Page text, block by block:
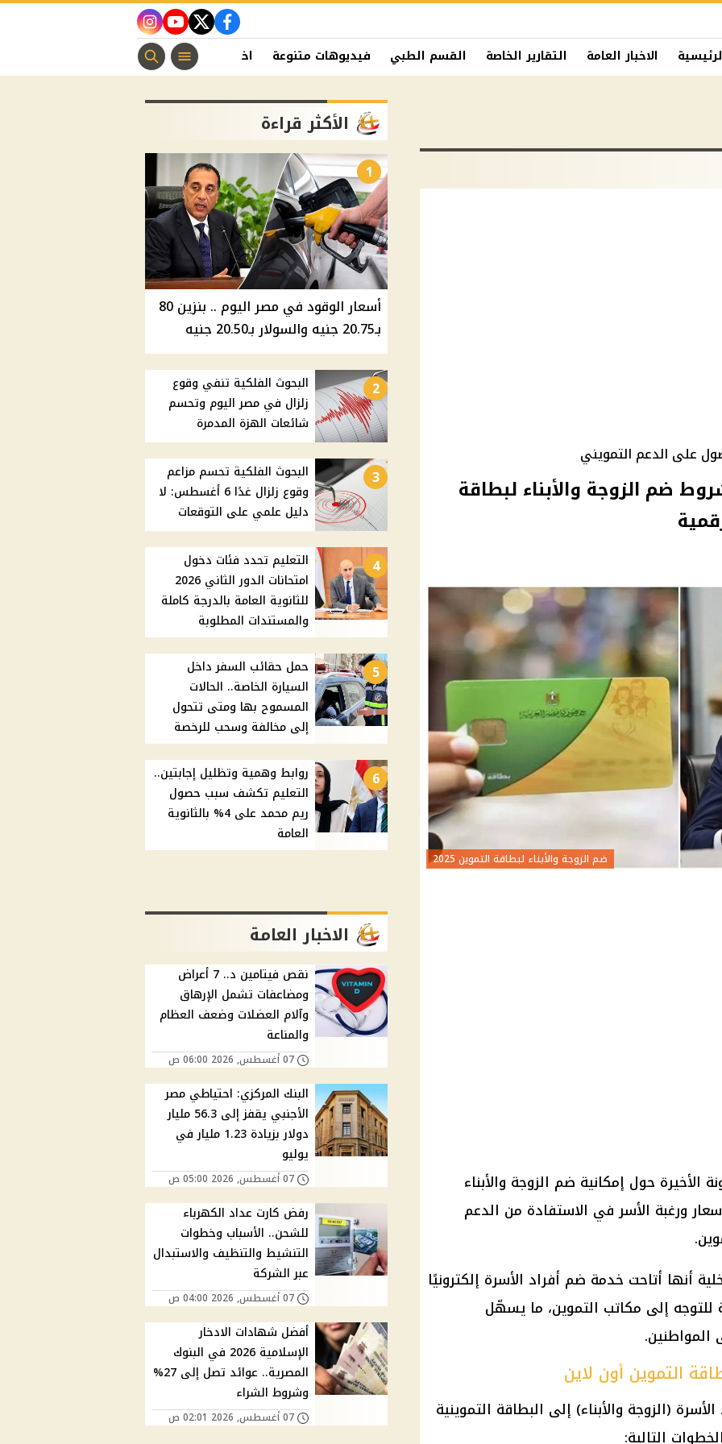
facebook
twitter
youtube
instagram
الاخبار العامة التقارير الخاصة القسم الطبي فيديوهات متنوعة اخبار الفن منوعات مسيحية
على الدعم التمويني
ضم الزوجة والأبناء لبطاقة
ضم الزوجة والأبناء لبطاقة التموين 2025
الأخيرة حول إمكانية ضم الزوجة والأبناء
ورغبة الأسر في الاستفادة من الدعم
.
أنها أتاحت خدمة ضم أفراد الأسرة إلكترونيًا
للتوجه إلى مكاتب التموين، ما يسهّل
المواطنين.
التموين أون لاين
(الزوجة والأبناء) إلى البطاقة التموينية
التالية:
الأكثر قراءة
1
أسعار الوقود في مصر اليوم .. بنزين 80
بـ20.75 جنيه والسولار بـ20.50 جنيه
2
البحوث الفلكية تنفي وقوع
زلزال في مصر اليوم وتحسم
شائعات الهزة المدمرة
3
البحوث الفلكية تحسم مزاعم
وقوع زلزال غدًا 6 أغسطس: لا
دليل علمي على التوقعات
4
التعليم تحدد فئات دخول
امتحانات الدور الثاني 2026
للثانوية العامة بالدرجة كاملة
والمستندات المطلوبة
5
حمل حقائب السفر داخل
السيارة الخاصة.. الحالات
المسموح بها ومتى تتحول
إلى مخالفة وسحب للرخصة
6
روابط وهمية وتظليل إجابتين..
التعليم تكشف سبب حصول
ريم محمد على 4% بالثانوية
العامة
الاخبار العامة
نقص فيتامين د.. 7 أعراض
ومضاعفات تشمل الإرهاق
وآلام العضلات وضعف العظام
والمناعة
07 أغسطس, 2026 06:00 ص
البنك المركزي: احتياطي مصر
الأجنبي يقفز إلى 56.3 مليار
دولار بزيادة 1.23 مليار في
يوليو
07 أغسطس, 2026 05:00 ص
رفض كارت عداد الكهرباء
للشحن.. الأسباب وخطوات
التنشيط والتنظيف والاستبدال
عبر الشركة
07 أغسطس, 2026 04:00 ص
أفضل شهادات الادخار
الإسلامية 2026 في البنوك
المصرية.. عوائد تصل إلى 27%
وشروط الشراء
07 أغسطس, 2026 02:01 ص